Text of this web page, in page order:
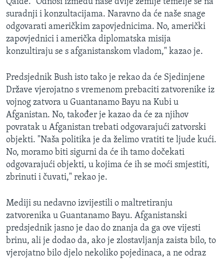
suradnji i konzultacijama. Naravno da će naše snage
odgovarati američkim zapovjednicima. No, američki
zapovjednici i američka diplomatska misija
konzultiraju se s afganistanskom vladom," kazao je.
Predsjednik Bush isto tako je rekao da će Sjedinjene
Države vjerojatno s vremenom prebaciti zatvorenike iz
vojnog zatvora u Guantanamo Bayu na Kubi u
Afganistan. No, također je kazao da će za njihov
povratak u Afganistan trebati odgovarajući zatvorski
objekti. "Naša politika je da želimo vratiti te ljude kući.
No, moramo biti sigurni da će ih tamo dočekati
odgovarajući objekti, u kojima će ih se moći smjestiti,
zbrinuti i čuvati," rekao je.
Mediji su nedavno izvijestili o maltretiranju
zatvorenika u Guantanamo Bayu. Afganistanski
predsjednik jasno je dao do znanja da ga ove vijesti
brinu, ali je dodao da, ako je zlostavljanja zaista bilo, to
vjerojatno bilo djelo nekoliko pojedinaca, a ne odraz